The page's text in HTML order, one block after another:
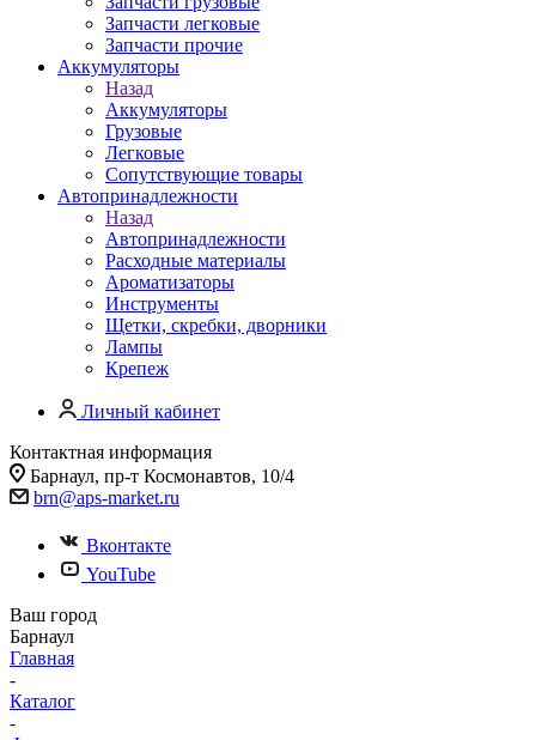
Запчасти легковые
Запчасти прочие
Аккумуляторы
Назад
Аккумуляторы
Грузовые
Легковые
Сопутствующие товары
Автопринадлежности
Назад
Автопринадлежности
Расходные материалы
Ароматизаторы
Инструменты
Щетки, скребки, дворники
Лампы
Крепеж
Личный кабинет
Контактная информация
Барнаул, пр-т Космонавтов, 10/4
brn@aps-market.ru
Вконтакте
YouTube
Ваш город
Барнаул
Главная
-
Каталог
-